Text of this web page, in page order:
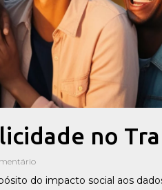
no
do impacto social aos